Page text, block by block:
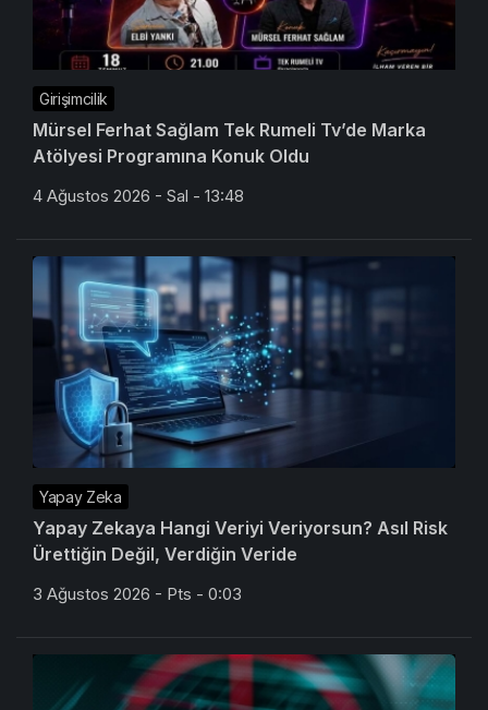
Girişimcilik
Mürsel Ferhat Sağlam Tek Rumeli Tv’de Marka
Atölyesi Programına Konuk Oldu
4 Ağustos 2026 - Sal - 13:48
Yapay Zeka
Yapay Zekaya Hangi Veriyi Veriyorsun? Asıl Risk
Ürettiğin Değil, Verdiğin Veride
3 Ağustos 2026 - Pts - 0:03